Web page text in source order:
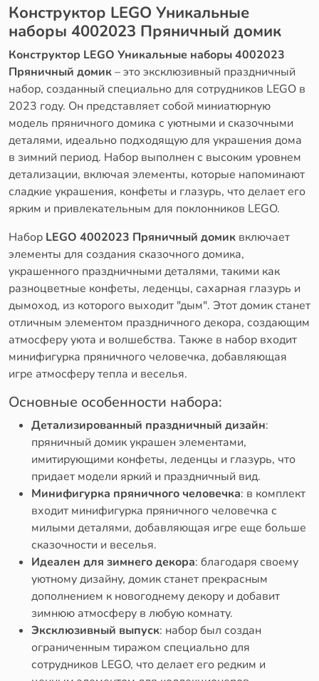
Конструктор LEGO Уникальные
наборы 4002023 Пряничный домик
Конструктор LEGO Уникальные наборы 4002023
Пряничный домик– это эксклюзивный праздничный
набор, созданный специально для сотрудников LEGO в
2023 году. Он представляет собой миниатюрную
модель пряничного домика с уютными и сказочными
деталями, идеально подходящую для украшения дома
в зимний период. Набор выполнен с высоким уровнем
детализации, включая элементы, которые напоминают
сладкие украшения, конфеты и глазурь, что делает его
ярким и привлекательным для поклонников LEGO.
Набор LEGO 4002023 Пряничный домик включает
элементы для создания сказочного домика,
украшенного праздничными деталями, такими как
разноцветные конфеты, леденцы, сахарная глазурь и
дымоход, из которого выходит "дым". Этот домик станет
отличным элементом праздничного декора, создающим
атмосферу уюта и волшебства. Также в набор входит
минифигурка пряничного человечка, добавляющая
игре атмосферу тепла и веселья.
Основные особенности набора:
Детализированный праздничный дизайн:
пряничный домик украшен элементами,
имитирующими конфеты, леденцы и глазурь, что
придает модели яркий и праздничный вид.
Минифигурка пряничного человечка: в комплект
входит минифигурка пряничного человечка с
милыми деталями, добавляющая игре еще больше
сказочности и веселья.
Идеален для зимнего декора: благодаря своему
уютному дизайну, домик станет прекрасным
дополнением к новогоднему декору и добавит
зимнюю атмосферу в любую комнату.
Эксклюзивный выпуск: набор был создан
ограниченным тиражом специально для
сотрудников LEGO, что делает его редким и